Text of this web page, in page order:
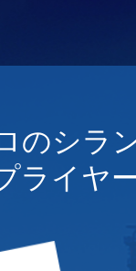
のシラ
ライヤ